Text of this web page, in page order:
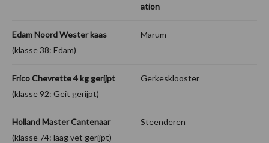
ation
Edam Noord Wester kaas
(klasse 38: Edam)
Marum
Frico Chevrette 4 kg gerijpt
(klasse 92: Geit gerijpt)
Gerkesklooster
Holland Master Cantenaar
(klasse 74: laag vet gerijpt)
Steenderen